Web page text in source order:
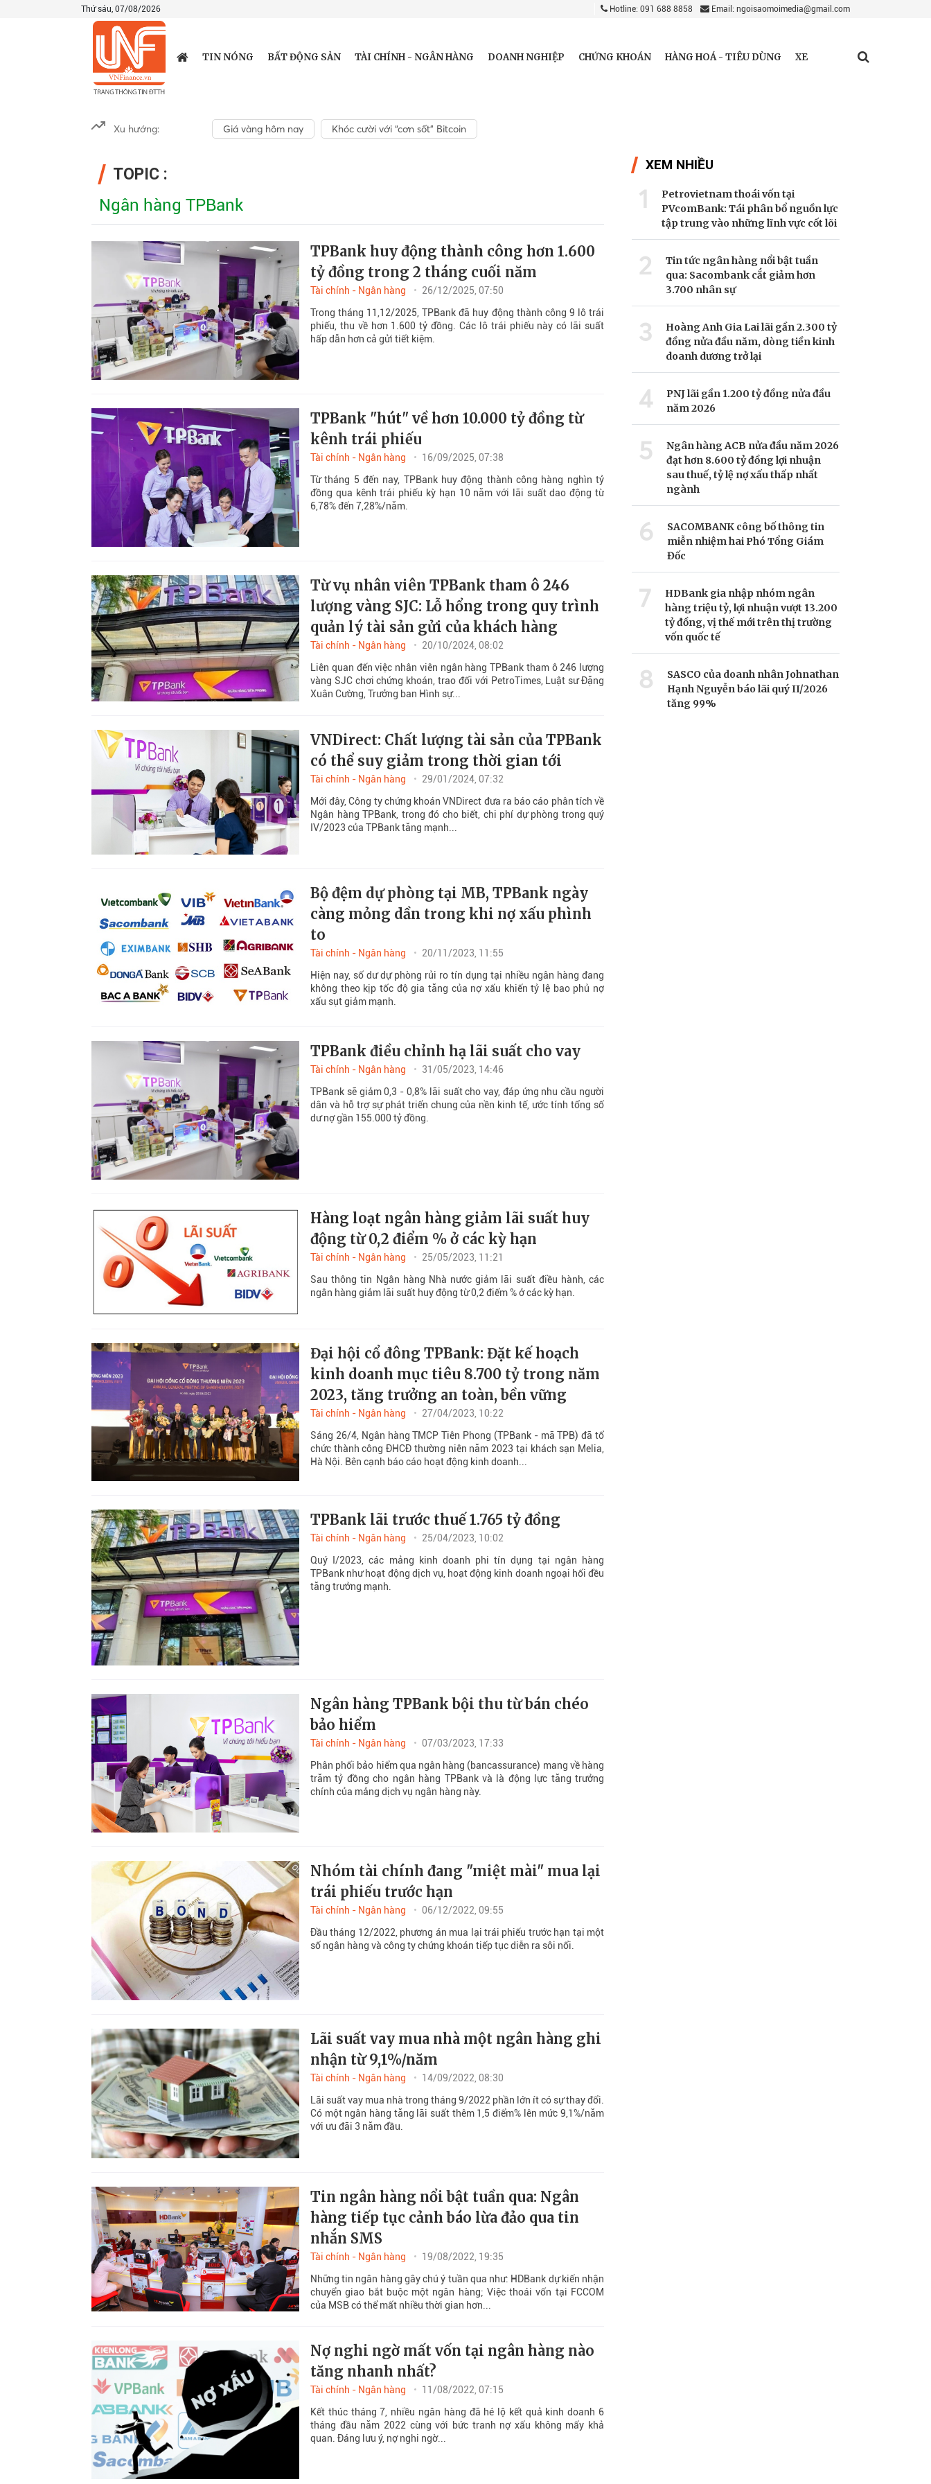
Thứ sáu, 07/08/2026 Hotline: 091 688 8858 Email: ngoisaomoimedia@gmail.com
TIN NÓNG BẤT ĐỘNG SẢN TÀI CHÍNH - NGÂN HÀNG DOANH NGHIỆP CHỨNG KHOÁN HÀNG HOÁ - TIÊU DÙNG XE
Xu hướng: Giá vàng hôm nay Khóc cười với “cơn sốt” Bitcoin
TOPIC :
Ngân hàng TPBank
TPBank huy động thành công hơn 1.600
tỷ đồng trong 2 tháng cuối năm
Tài chính - Ngân hàng
26/12/2025, 07:50
Trong tháng 11,12/2025, TPBank đã huy động thành công 9 lô trái
phiếu, thu về hơn 1.600 tỷ đồng. Các lô trái phiếu này có lãi suất
hấp dẫn hơn cả gửi tiết kiệm.
TPBank "hút" về hơn 10.000 tỷ đồng từ
kênh trái phiếu
Tài chính - Ngân hàng
16/09/2025, 07:38
Từ tháng 5 đến nay, TPBank huy động thành công hàng nghìn tỷ
đồng qua kênh trái phiếu kỳ hạn 10 năm với lãi suất dao động từ
6,78% đến 7,28%/năm.
Từ vụ nhân viên TPBank tham ô 246
lượng vàng SJC: Lỗ hổng trong quy trình
quản lý tài sản gửi của khách hàng
Tài chính - Ngân hàng
20/10/2024, 08:02
Liên quan đến việc nhân viên ngân hàng TPBank tham ô 246 lượng
vàng SJC chơi chứng khoán, trao đổi với PetroTimes, Luật sư Đặng
Xuân Cường, Trưởng ban Hình sự...
VNDirect: Chất lượng tài sản của TPBank
có thể suy giảm trong thời gian tới
Tài chính - Ngân hàng
29/01/2024, 07:32
Mới đây, Công ty chứng khoán VNDirect đưa ra báo cáo phân tích về
Ngân hàng TPBank, trong đó cho biết, chi phí dự phòng trong quý
IV/2023 của TPBank tăng mạnh...
Bộ đệm dự phòng tại MB, TPBank ngày
càng mỏng dần trong khi nợ xấu phình
to
Tài chính - Ngân hàng
20/11/2023, 11:55
Hiện nay, số dư dự phòng rủi ro tín dụng tại nhiều ngân hàng đang
không theo kịp tốc độ gia tăng của nợ xấu khiến tỷ lệ bao phủ nợ
xấu sụt giảm mạnh.
TPBank điều chỉnh hạ lãi suất cho vay
Tài chính - Ngân hàng
31/05/2023, 14:46
TPBank sẽ giảm 0,3 - 0,8% lãi suất cho vay, đáp ứng nhu cầu người
dân và hỗ trợ sự phát triển chung của nền kinh tế, ước tính tổng số
dư nợ gần 155.000 tỷ đồng.
Hàng loạt ngân hàng giảm lãi suất huy
động từ 0,2 điểm % ở các kỳ hạn
Tài chính - Ngân hàng
25/05/2023, 11:21
Sau thông tin Ngân hàng Nhà nước giảm lãi suất điều hành, các
ngân hàng giảm lãi suất huy động từ 0,2 điểm % ở các kỳ hạn.
Đại hội cổ đông TPBank: Đặt kế hoạch
kinh doanh mục tiêu 8.700 tỷ trong năm
2023, tăng trưởng an toàn, bền vững
Tài chính - Ngân hàng
27/04/2023, 10:22
Sáng 26/4, Ngân hàng TMCP Tiên Phong (TPBank - mã TPB) đã tổ
chức thành công ĐHCĐ thường niên năm 2023 tại khách sạn Melia,
Hà Nội. Bên cạnh báo cáo hoạt động kinh doanh...
TPBank lãi trước thuế 1.765 tỷ đồng
Tài chính - Ngân hàng
25/04/2023, 10:02
Quý I/2023, các mảng kinh doanh phi tín dụng tại ngân hàng
TPBank như hoạt động dịch vụ, hoạt động kinh doanh ngoại hối đều
tăng trưởng mạnh.
Ngân hàng TPBank bội thu từ bán chéo
bảo hiểm
Tài chính - Ngân hàng
07/03/2023, 17:33
Phân phối bảo hiểm qua ngân hàng (bancassurance) mang về hàng
trăm tỷ đồng cho ngân hàng TPBank và là động lực tăng trưởng
chính của mảng dịch vụ ngân hàng này.
Nhóm tài chính đang "miệt mài" mua lại
trái phiếu trước hạn
Tài chính - Ngân hàng
06/12/2022, 09:55
Đầu tháng 12/2022, phương án mua lại trái phiếu trước hạn tại một
số ngân hàng và công ty chứng khoán tiếp tục diễn ra sôi nổi.
Lãi suất vay mua nhà một ngân hàng ghi
nhận từ 9,1%/năm
Tài chính - Ngân hàng
14/09/2022, 08:30
Lãi suất vay mua nhà trong tháng 9/2022 phần lớn ít có sự thay đổi.
Có một ngân hàng tăng lãi suất thêm 1,5 điểm% lên mức 9,1%/năm
với ưu đãi 3 năm đầu.
Tin ngân hàng nổi bật tuần qua: Ngân
hàng tiếp tục cảnh báo lừa đảo qua tin
nhắn SMS
Tài chính - Ngân hàng
19/08/2022, 19:35
Những tin ngân hàng gây chú ý tuần qua như: HDBank dự kiến nhận
chuyển giao bắt buộc một ngân hàng; Việc thoái vốn tại FCCOM
của MSB có thể mất nhiều thời gian hơn...
Nợ nghi ngờ mất vốn tại ngân hàng nào
tăng nhanh nhất?
Tài chính - Ngân hàng
11/08/2022, 07:15
Kết thúc tháng 7, nhiều ngân hàng đã hé lộ kết quả kinh doanh 6
tháng đầu năm 2022 cùng với bức tranh nợ xấu không mấy khả
quan. Đáng lưu ý, nợ nghi ngờ...
XEM NHIỀU
1
Petrovietnam thoái vốn tại
PVcomBank: Tái phân bổ nguồn lực
tập trung vào những lĩnh vực cốt lõi
2
Tin tức ngân hàng nổi bật tuần
qua: Sacombank cắt giảm hơn
3.700 nhân sự
3
Hoàng Anh Gia Lai lãi gần 2.300 tỷ
đồng nửa đầu năm, dòng tiền kinh
doanh dương trở lại
4
PNJ lãi gần 1.200 tỷ đồng nửa đầu
năm 2026
5
Ngân hàng ACB nửa đầu năm 2026
đạt hơn 8.600 tỷ đồng lợi nhuận
sau thuế, tỷ lệ nợ xấu thấp nhất
ngành
6
SACOMBANK công bố thông tin
miễn nhiệm hai Phó Tổng Giám
Đốc
7
HDBank gia nhập nhóm ngân
hàng triệu tỷ, lợi nhuận vượt 13.200
tỷ đồng, vị thế mới trên thị trường
vốn quốc tế
8
SASCO của doanh nhân Johnathan
Hạnh Nguyễn báo lãi quý II/2026
tăng 99%